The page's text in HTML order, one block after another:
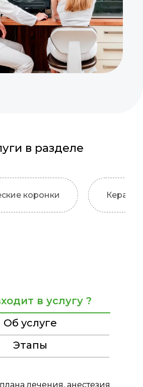
в разделе
коронки
в услугу ?
Об услуге
Этапы
лечения, анестезия